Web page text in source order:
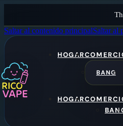
Saltar al contenido principalSaltar al
HOGAR
BANG
HOGAR